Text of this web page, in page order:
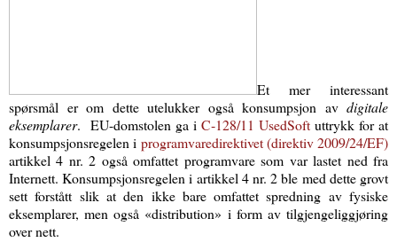
Et mer interessant
spørsmål er om dette utelukker også konsumpsjon av digitale
eksemplarer. EU-domstolen ga i C‑128/11 UsedSoft uttrykk for at
konsumpsjonsregelen i programvaredirektivet (direktiv 2009/24/EF)
artikkel 4 nr. 2 også omfattet programvare som var lastet ned fra
Internett. Konsumpsjons­regelen i artikkel 4 nr. 2 ble med dette grovt
sett forstått slik at den ikke bare omfattet spredning av fysiske
eksemplarer, men også «distribution» i form av tilgjengeliggjøring
over nett.